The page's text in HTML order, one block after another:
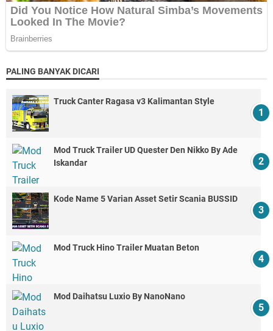
PALING BANYAK DICARI
Truck Canter Ragasa v3 Kalimantan Style
Mod Truck Trailer UD Quester Den Nikko By Ade
Iskandar
Kode Name 5 Varian Asset Setir Scania BUSSID
Mod Truck Hino Trailer Muatan Beton
Mod Daihatsu Luxio By NanoNano